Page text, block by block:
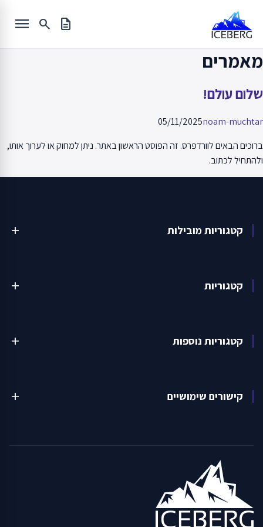
content
description
search
menu
מאמרים
שלום עולם!
05/11/2025noam-muchtar
ברוכים הבאים לוורדפרס. זה הפוסט הראשון באתר. ניתן למחוק או לערוך אותו,
ולהתחיל לכתוב.
קטגוריות מובילות add
קטגוריות add
קטגוריות נוספות add
קישורים שימושיים add